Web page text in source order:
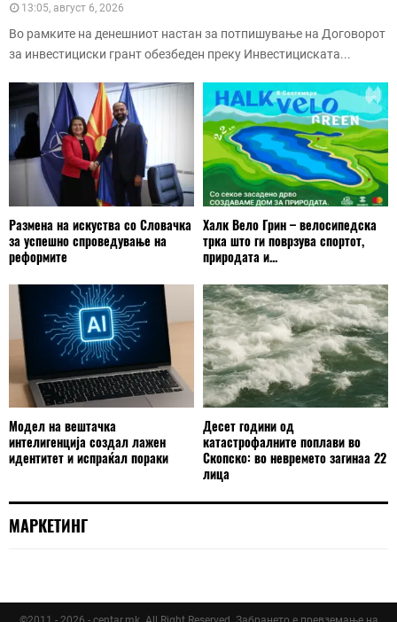
13:05, август 6, 2026
Во рамките на денешниот настан за потпишување на Договорот
за инвестициски грант обезбеден преку Инвестициската...
Размена на искуства со Словачка
за успешно спроведување на
реформите
Халк Вело Грин – велосипедска
трка што ги поврзува спортот,
природата и...
Модел на вештачка
интелигенција создал лажен
идентитет и испраќал пораки
Десет години од
катастрофалните поплави во
Скопско: во невремето загинаа 22
лица
МАРКЕТИНГ